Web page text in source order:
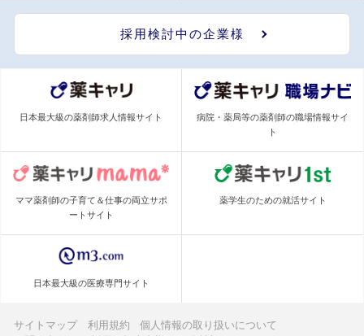
採用検討中の企業様
日本最大級の薬剤師求人情報サイト
病院・薬局等の薬剤師の職場情報サイ
ト
ママ薬剤師の子育て＆仕事の両立サポ
ートサイト
薬学生のための就活サイト
日本最大級の医療専門サイト
サイトマップ 利用規約
個人情報の取り扱いについて